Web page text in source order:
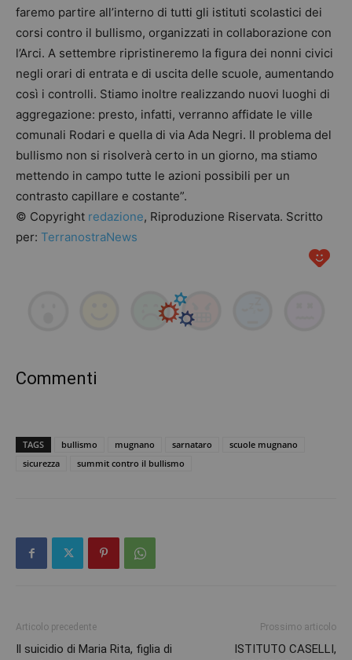
faremo partire all’interno di tutti gli istituti scolastici dei
corsi contro il bullismo, organizzati in collaborazione con
l’Arci. A settembre ripristineremo la figura dei nonni civici
negli orari di entrata e di uscita delle scuole, aumentando
così i controlli. Stiamo inoltre realizzando nuovi luoghi di
aggregazione: presto, infatti, verranno affidate le ville
comunali Rodari e quella di via Ada Negri. Il problema del
bullismo non si risolverà certo in un giorno, ma stiamo
mettendo in campo tutte le azioni possibili per un
contrasto capillare e costante”.
© Copyright redazione, Riproduzione Riservata. Scritto
per: TerranostraNews
Commenti
TAGS bullismo mugnano sarnataro
scuole mugnano
sicurezza
summit contro il bullismo
Articolo precedente
Il suicidio di Maria Rita, figlia di
Prossimo articolo
ISTITUTO CASELLI,